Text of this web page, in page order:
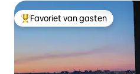
Topfavoriet van gasten
Favoriet van gasten